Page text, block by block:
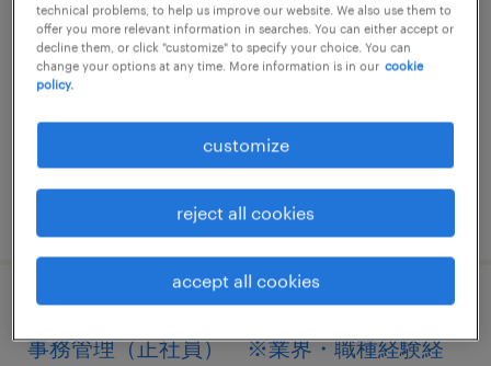
カー / 生産管理
栃木, 栃木県
¥4,000,000 - ¥7,500,000 per year, 年収400 ～
posted 9 october 2025
【栃木（那須）】大手物流企業 / 物流倉庫の
事務管理（正社員） ※業界・職種経験経
technical problems, to help us improve our website. We also use them to
offer you more relevant information in searches. You can either accept or
decline them, or click "customize" to specify your choice. You can
change your options at any time. More information is in our cookie
policy.
customize
reject all cookies
accept all cookies